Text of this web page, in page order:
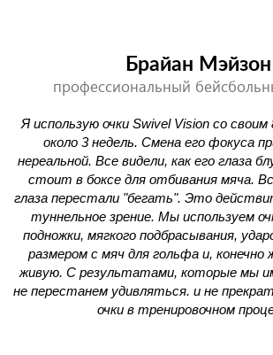
Брайан Мэйзон
профессиональный
Я использую очки Swivel Vision со
около 3 недель. Смена его фокуса
нереальной. Все видели, как его глаза
стоит в боксе для отбивания мяча.
глаза перестали "бегать". Это
туннельное зрение. Мы используем
подножки, мягкого подбрасывания,
размером с мяч для гольфа и, конечно
живую. С результатами, которые мы
не перестанем удивляться. и не
очки в тренировочном